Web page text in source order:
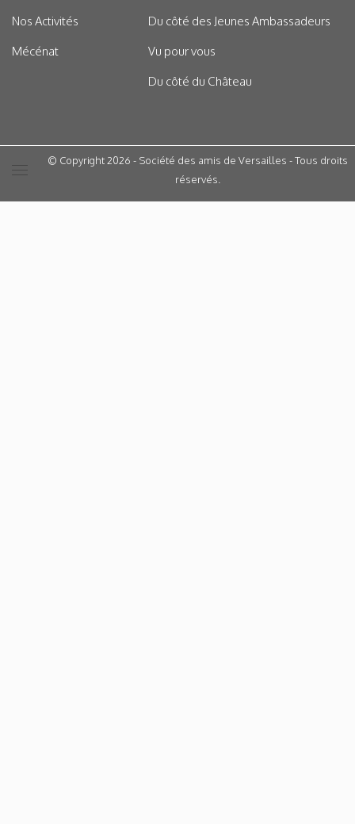
Nos Activités
Mécénat
Du côté des Jeunes Ambassadeurs
Vu pour vous
Du côté du Château
© Copyright 2026 - Société des amis de Versailles - Tous droits
réservés.